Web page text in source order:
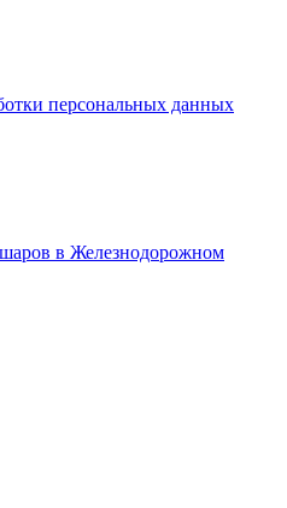
персональных данных